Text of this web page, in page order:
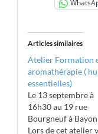
Articles similaires
Atelier Formation
aromathérapie (
essentielles)
Le 13 septembre à
16h30 au 19 rue
Bourgneuf à
Lors de cet atelier